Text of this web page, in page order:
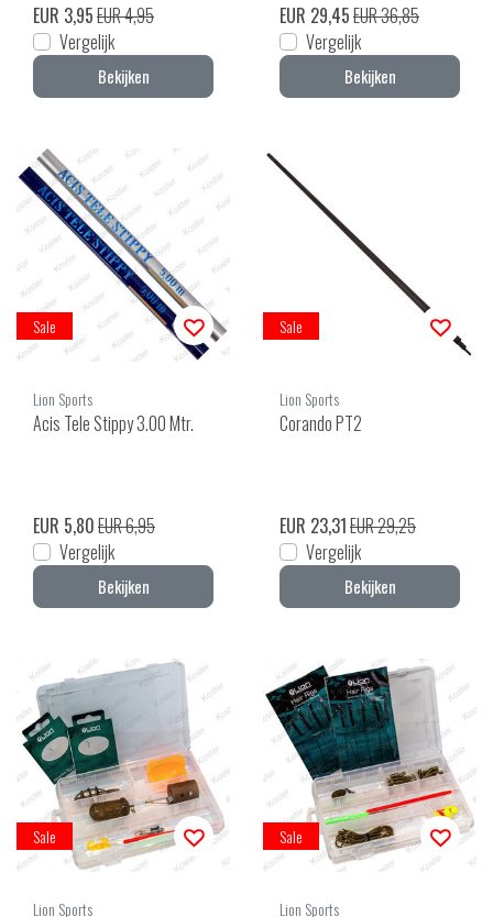
EUR 3,95EUR 4,95
Vergelijk
Bekijken
EUR 29,45EUR 36,85
Vergelijk
Bekijken
Sale
Lion Sports
Acis Tele Stippy 3.00 Mtr.
EUR 5,80EUR 6,95
Vergelijk
Bekijken
Sale
Lion Sports
Corando PT2
EUR 23,31EUR 29,25
Vergelijk
Bekijken
Sale
Lion Sports
Sale
Lion Sports